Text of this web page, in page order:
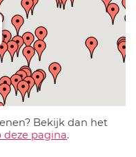
Bekijk dan het
pagina.